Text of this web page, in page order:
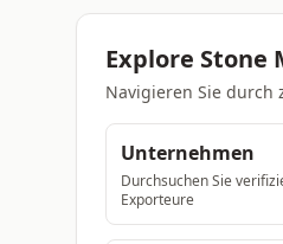
Explore Stone
Navigieren Sie durch
Unternehmen
Durchsuchen Sie
Exporteure